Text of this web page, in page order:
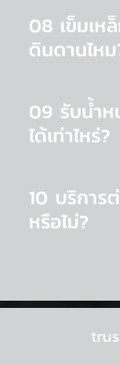
ความยินดีช่วย
เสมอ นอกจาก
เข็มเหล็ก ยังมี
ค่าเสียหายสูง
(เงื่อนไขเป็นไป
ประกันภัย)
เซ็นติเมตร ไป
เลือกใช้จะแตก
รองรับโครงสร้
หน้าบ้านไปจน
08 เข็มเห
ดินดานไห
พื้นที่นั้นมีความ
กรุงเทพฯ โดย
ประมาณ 15 -
เมตร จึงยาวถึ
กรุงเทพฯ อย่
ครอบคลุมความ
รับน้ำหนักตาม
ฐานราก จึงมั่นใ
09 รับน้ำ
ได้เท่าไหร่?
ได้มากถึง
เหล็กรุ่นดังกล่
Series D ที่มีค
10 บริการ
หรือไม่?
ขนส่งตามระยะ